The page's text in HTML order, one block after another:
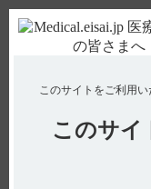
使用期限検
No : 436
【エラスチ
このサイトをご利用い
このサイ